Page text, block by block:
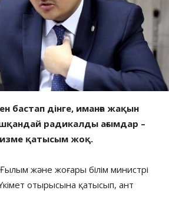
бастап дінге, иманға жақын
радикалды ағымдар –
қатысым жоқ.
Ғылым және жоғары білім министрі
отырысына қатысып, ант